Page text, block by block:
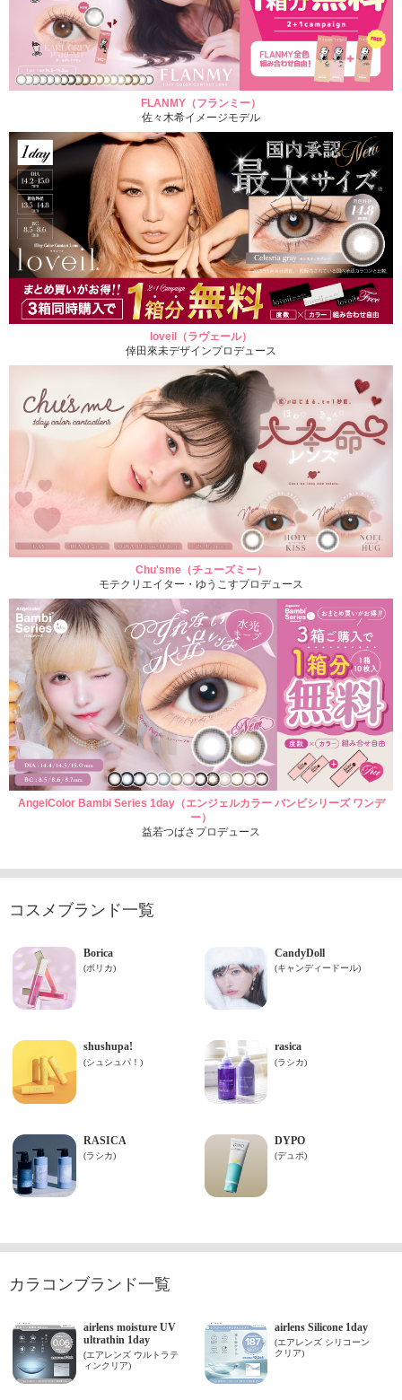
FLANMY（フランミー）
佐々木希イメージモデル
loveil（ラヴェール）
倖田來未デザインプロデュース
Chu'sme（チューズミー）
モテクリエイター・ゆうこすプロデュース
AngelColor Bambi Series 1day（エンジェルカラー バンビシリーズ ワンデ
ー）
益若つばさプロデュース
コスメブランド一覧
カラコンブランド一覧